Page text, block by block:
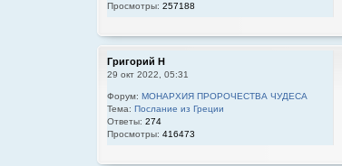
Просмотры: 257188
Григорий Н
29 окт 2022, 05:31
Форум: МОНАРХИЯ ПРОРОЧЕСТВА ЧУДЕСА
Тема: Послание из Греции
Ответы: 274
Просмотры: 416473